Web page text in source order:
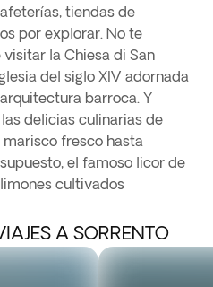
tiendas de
por explorar. No te
la Chiesa di San
del siglo XIV adornada
barroca. Y
delicias culinarias de
fresco hasta
el famoso licor de
cultivados
A SORRENTO